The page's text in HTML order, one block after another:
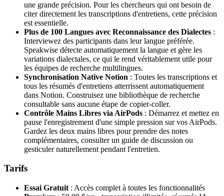
une grande précision. Pour les chercheurs qui ont besoin de
citer directement les transcriptions d'entretiens, cette précision
est essentielle.
Plus de 100 Langues avec Reconnaissance des Dialectes :
Interviewez des participants dans leur langue préférée.
Speakwise détecte automatiquement la langue et gère les
variations dialectales, ce qui le rend véritablement utile pour
les équipes de recherche multilingues.
Synchronisation Native Notion : Toutes les transcriptions et
tous les résumés d'entretiens atterrissent automatiquement
dans Notion. Construisez une bibliothèque de recherche
consultable sans aucune étape de copier-coller.
Contrôle Mains Libres via AirPods : Démarrez et mettez en
pause l'enregistrement d'une simple pression sur vos AirPods.
Gardez les deux mains libres pour prendre des notes
complémentaires, consulter un guide de discussion ou
gesticuler naturellement pendant l'entretien.
Tarifs
Essai Gratuit : Accès complet à toutes les fonctionnalités